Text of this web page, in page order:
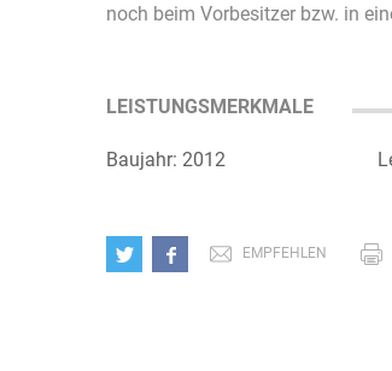
noch beim Vorbesitzer bzw. in
LEISTUNGSMERKMALE
Baujahr: 2012
EMPFEHLEN